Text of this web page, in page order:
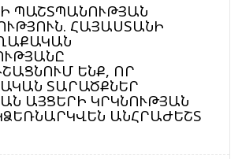
ՊԱՇՏՊԱՆՈՒԹՅԱՆ
ՀԱՅԱՍՏԱՆԻ
ԵՆՔ, ՈՐ
ՏԱՐԱԾՔՆԵՐ
ԱՅՑԵՐԻ ԿՐԿՆՈՒԹՅԱՆ
ԱՆՀՐԱԺԵՇՏ